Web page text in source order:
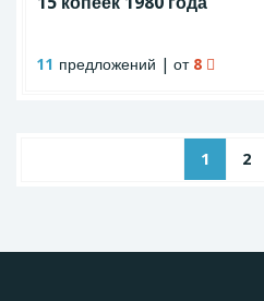
11 предложений | от 8
1 2